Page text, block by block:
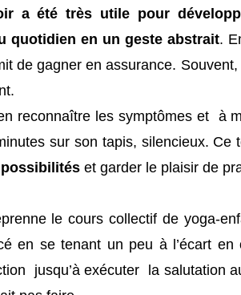
a été très utile pour
quotidien en un geste abstrait.
de gagner en assurance.
reconnaître les symptômes et à
sur son tapis, silencieux. Ce
et garder le plaisir de
le cours collectif de yoga-
en se tenant un peu à l’écart en
jusqu’à exécuter la salutation